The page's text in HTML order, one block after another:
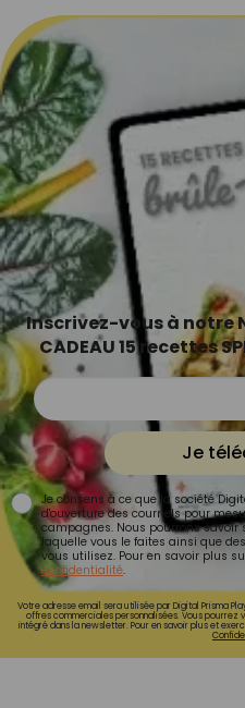
Inscrivez-vous à notre
CADEAU 15 recettes
Je
Je consens à ce que la société
d'ouverture des courriels pour
campagnes. Nous pourrons savoir
laquelle vous le faites ainsi que
vous utilisez. Pour en savoir plus
confidentialité.
Votre adresse email sera utilisée par Digital Prisma
offres commerciales personnalisées. Vous pourrez
intégré dans la newsletter. Pour en savoir plus et